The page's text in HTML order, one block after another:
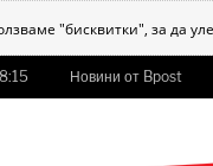
"бисквитки", за да
Новини от Bpost